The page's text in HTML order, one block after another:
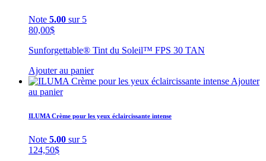
Note 5.00 sur 5
80,00$
Sunforgettable® Tint du Soleil™ FPS 30 TAN
Ajouter au panier
Ajouter
au panier
ILUMA Crème pour les yeux éclaircissante intense
Note 5.00 sur 5
124,50$